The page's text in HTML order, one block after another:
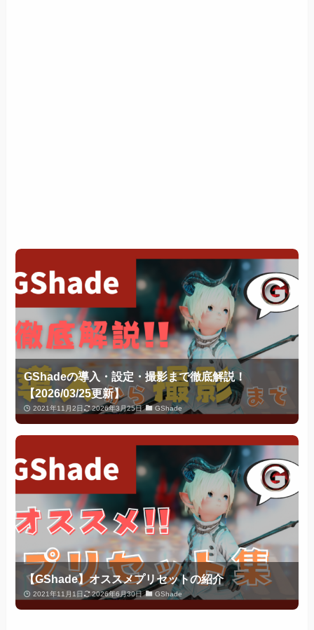
GShadeの導入・設定・撮影まで徹底解説！
【2026/03/25更新】
2021年11月2日 2026年3月25日 GShade
【GShade】オススメプリセットの紹介
2021年11月1日 2026年6月30日 GShade